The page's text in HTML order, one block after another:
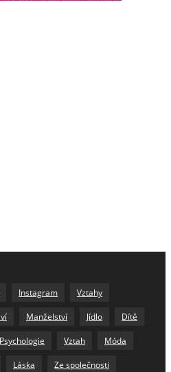
Instagram Vztahy
Manželství Jídlo Dítě
Psychologie Vztah Móda
Láska Ze společnosti